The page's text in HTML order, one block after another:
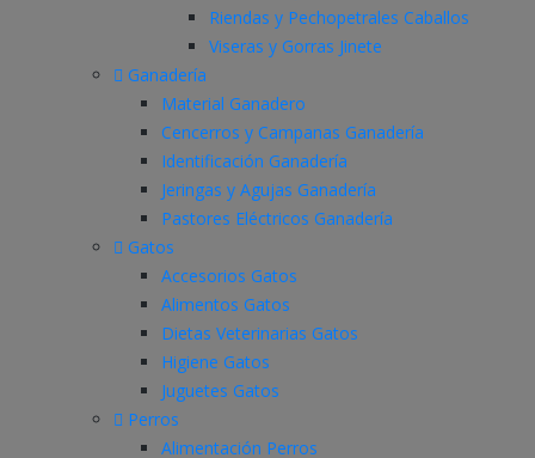
Riendas y Pechopetrales Caballos
Viseras y Gorras Jinete
Ganadería
Material Ganadero
Cencerros y Campanas Ganadería
Identificación Ganadería
Jeringas y Agujas Ganadería
Pastores Eléctricos Ganadería
Gatos
Accesorios Gatos
Alimentos Gatos
Dietas Veterinarias Gatos
Higiene Gatos
Juguetes Gatos
Perros
Alimentación Perros